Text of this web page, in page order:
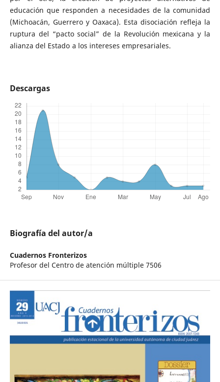
educación que responden a necesidades de la comunidad
(Michoacán, Guerrero y Oaxaca). Esta disociación refleja la
ruptura del “pacto social” de la Revolución mexicana y la
alianza del Estado a los intereses empresariales.
Descargas
Biografía del autor/a
Cuadernos Fronterizos
Profesor del Centro de atención múltiple 7506